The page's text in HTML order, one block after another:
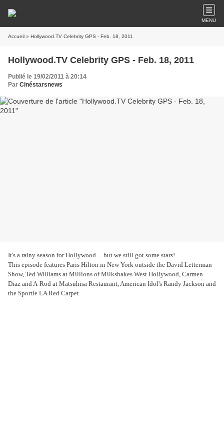
MENU
Accueil » Hollywood.TV Celebrity GPS - Feb. 18, 2011
Hollywood.TV Celebrity GPS - Feb. 18, 2011
Publié le 19/02/2011 à 20:14
Par Cinéstarsnews
It's a rainy season for Hollywood ... but we still got some stars!
This episode features Paris Hilton in New York outside the David Letterman
Show, Ted Williams at Millions of Milkshakes West Hollywood, Carmen
Diaz and A-Rod at Matsuhisa Restaurant, American Idol's Randy Jackson and
the Sportie LA Red Carpet.